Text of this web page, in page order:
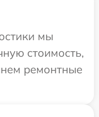
мы
стоимость,
ремонтные